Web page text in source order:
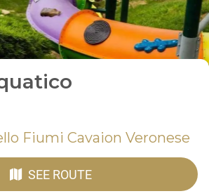
Fiumi Cavaion Veronese
SEE ROUTE